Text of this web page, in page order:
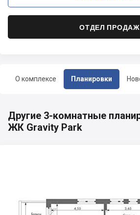
О комплексе Планировки
ОТДЕЛ ПРОДАЖ
Другие 3-комнатные
ЖК Gravity Park